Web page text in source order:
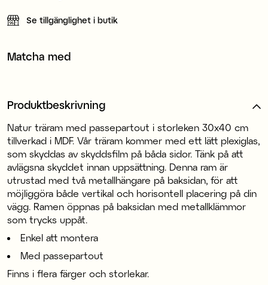
Se tillgänglighet i butik
Matcha med
Produktbeskrivning
Natur träram med passepartout i storleken 30x40 cm
tillverkad i MDF. Vår träram kommer med ett lätt plexiglas,
som skyddas av skyddsfilm på båda sidor. Tänk på att
avlägsna skyddet innan uppsättning. Denna ram är
utrustad med två metallhängare på baksidan, för att
möjliggöra både vertikal och horisontell placering på din
vägg. Ramen öppnas på baksidan med metallklämmor
som trycks uppåt.
Enkel att montera
Med passepartout
Finns i flera färger och storlekar.